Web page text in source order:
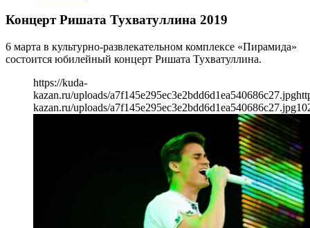
Концерт Ришата Тухватуллина 2019
6 марта в культурно-развлекательном комплексе «Пирамида»
состоится юбилейный концерт Ришата Тухватуллина.
https://kuda-
kazan.ru/uploads/a7f145e295ec3e2bdd6d1ea540686c27.jpg
kazan.ru/uploads/a7f145e295ec3e2bdd6d1ea540686c27.jpg